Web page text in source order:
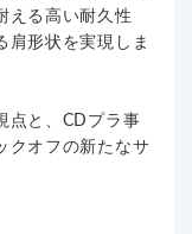
える高い耐久性
肩形状を実現しま
点と、CDプラ事
クオフの新たなサ